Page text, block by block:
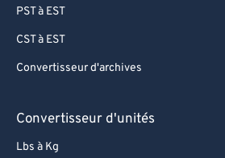
PST à EST
CST à EST
Convertisseur d'archives
Convertisseur d'unités
Lbs à Kg